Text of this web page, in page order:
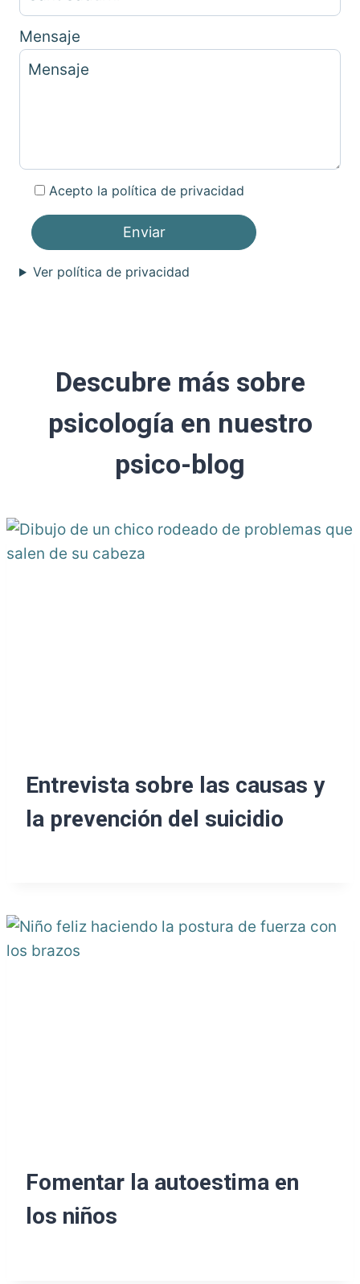
Mensaje
Acepto la política de privacidad
Ver política de privacidad
Descubre más sobre
psicología en nuestro
psico-blog
Entrevista sobre las causas y
la prevención del suicidio
Fomentar la autoestima en
los niños